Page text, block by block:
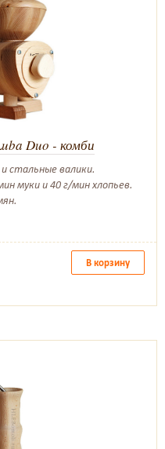
Duo - комби
стальные валики.
муки и 40 г/мин хлопьев.
В корзину